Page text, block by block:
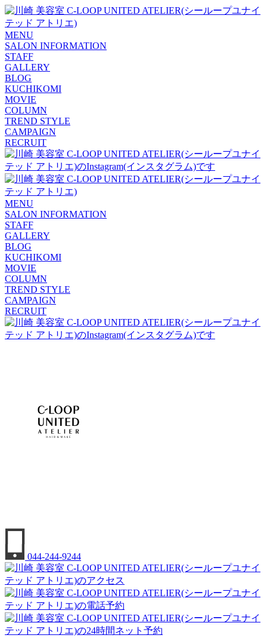
MENU
SALON INFORMATION
STAFF
GALLERY
BLOG
KUCHIKOMI
MOVIE
COLUMN
TREND STYLE
CAMPAIGN
RECRUIT
MENU
SALON INFORMATION
STAFF
GALLERY
BLOG
KUCHIKOMI
MOVIE
COLUMN
TREND STYLE
CAMPAIGN
RECRUIT
044-244-9244